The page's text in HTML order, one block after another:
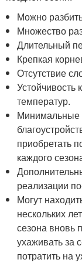
Можно
Множество
Длительный
Крепкая
Отсутствие
Устойчивость
температур.
Минимальные
приобретать
каждого
реализации
Могут
нескольких
сезона вновь
ухаживать за
потратить на